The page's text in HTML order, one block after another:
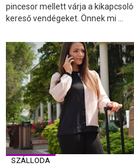
pincesor mellett várja a
kereső vendégeket. Önnek mi ...
SZÁLLODA